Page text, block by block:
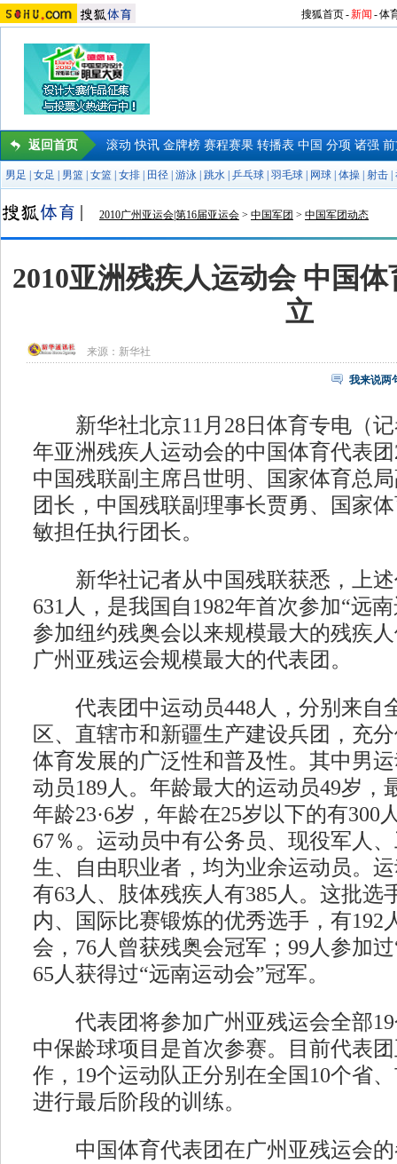
搜狐首页-新闻 -体
返回首页 滚动 快讯 金牌榜 赛程赛果 转播表 中国 分项 诸强
男足 女足 男篮 女篮 女排 田径 游泳 跳水 乒乓球 羽毛球 网球 体操 射击
2010广州亚运会|第16届亚运会 > 中国军团 > 中国军团动态
2010亚洲残疾人运动会 中国
立
来源： 新华社
我来说两
新华社北京11月28日体育专电（记
年亚洲残疾人运动会的中国体育代表
中国残联副主席吕世明、国家体育总
团长，中国残联副理事长贾勇、国家
敏担任执行团长。
新华社记者从中国残联获悉，上述
631人，是我国自1982年首次参加“远
参加纽约残奥会以来规模最大的残疾
广州亚残运会规模最大的代表团。
代表团中运动员448人，分别来自
区、直辖市和新疆生产建设兵团，充
体育发展的广泛性和普及性。其中男
动员189人。年龄最大的运动员49岁，
年龄23·6岁，年龄在25岁以下的有300
67％。运动员中有公务员、现役军人
生、自由职业者，均为业余运动员。
有63人、肢体残疾人有385人。这批选
内、国际比赛锻炼的优秀选手，有192
会，76人曾获残奥会冠军；99人参加
65人获得过“远南运动会”冠军。
代表团将参加广州亚残运会全部19
中保龄球项目是首次参赛。目前代表
作，19个运动队正分别在全国10个省
进行最后阶段的训练。
中国体育代表团在广州亚残运会的